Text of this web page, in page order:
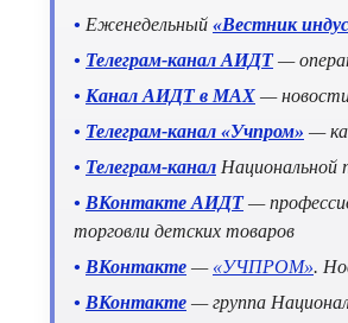
• Еженедельный «Вестник
• Телеграм-канал АИДТ—
• Канал АИДТ в MAX —
• Телеграм-канал «Учпром» —
• Телеграм-канал Национальной
• ВКонтакте АИДТ—
торговли детских товаров
• ВКонтакте — «УЧПРОМ».
• ВКонтакте — группа